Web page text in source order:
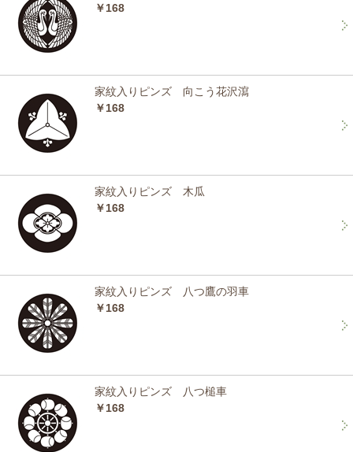
￥168
家紋入りピンズ 向こう花沢瀉
￥168
家紋入りピンズ 木瓜
￥168
家紋入りピンズ 八つ鷹の羽車
￥168
家紋入りピンズ 八つ槌車
￥168